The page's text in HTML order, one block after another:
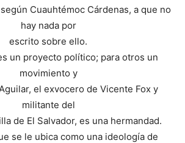
Cuauhtémoc Cárdenas, a que no
hay nada por
escrito sobre ello.
un proyecto político; para otros un
movimiento y
el exvocero de Vicente Fox y
militante del
de El Salvador, es una hermandad.
se le ubica como una ideología de